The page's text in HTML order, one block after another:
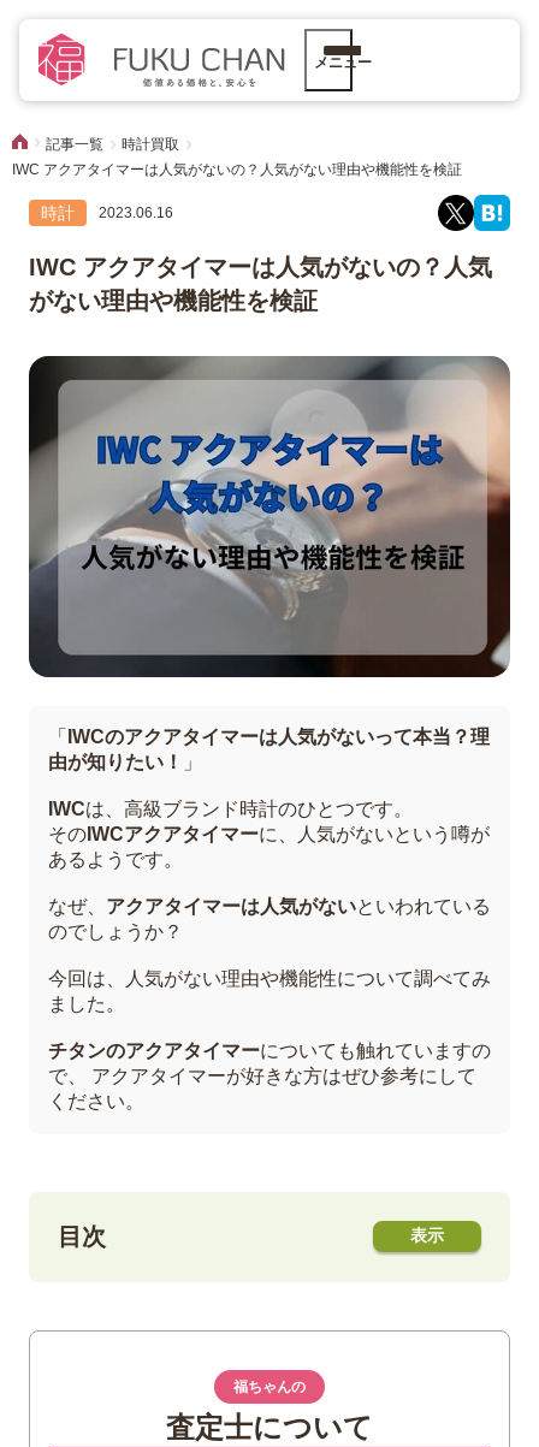
メニュー
記事一覧
時計買取
IWC アクアタイマーは人気がないの？人気がない理由や機能性を検証
時計 2023.06.16
IWC アクアタイマーは人気がないの？人気
がない理由や機能性を検証
「 IWCのアクアタイマーは人気がないって本当？理
由が知りたい！
」
IWCは、高級ブランド時計のひとつです。
その IWCアクアタイマーに、人気がないという噂が
あるようです。
なぜ、 アクアタイマーは人気がないといわれている
のでしょうか？
今回は、人気がない理由や機能性について調べてみ
ました。
チタンのアクアタイマーについても触れていますの
で、 アクアタイマーが好きな方はぜひ参考にして
ください。
目次
機能性について
IWC アクアタイマーの人気がない理由
福ちゃんの
査定士について